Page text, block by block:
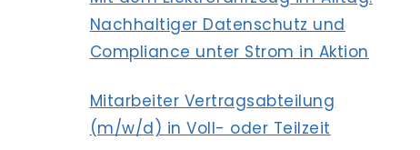
Nachhaltiger Datenschutz und
Compliance unter Strom in Aktion
Mitarbeiter Vertragsabteilung
(m/w/d) in Voll- oder Teilzeit